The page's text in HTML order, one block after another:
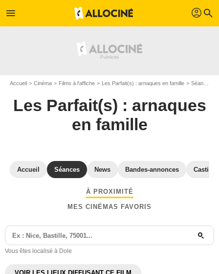
menu profil search
Accueil Cinéma Films à l'affiche Les Parfait(s) : arnaques en famille Séances "Les Parfait(s) : arnaques en famille" Jura
Les Parfait(s) : arnaques
en famille
Accueil Séances News Bandes-annonces Casting
À PROXIMITÉ
MES CINÉMAS FAVORIS
Vous êtes localisé à Dole